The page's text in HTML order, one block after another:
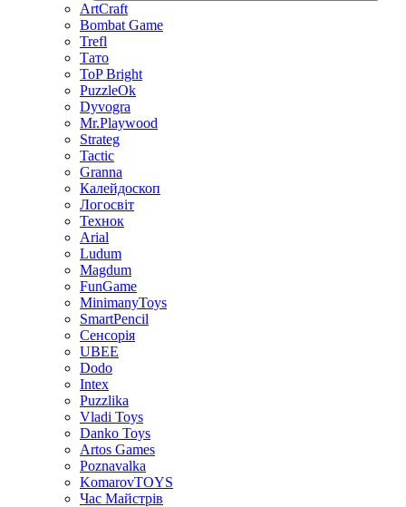
ArtCraft
Bombat Game
Trefl
Тато
ToP Bright
PuzzleOk
Dyvogra
Mr.Playwood
Strateg
Tactic
Granna
Калейдоскоп
Логосвіт
Технок
Arial
Ludum
Magdum
FunGame
MinimanyToys
SmartPencil
Сенсорія
UBEE
Dodo
Intex
Puzzlika
Vladi Toys
Danko Toys
Artos Games
Poznavalka
KomarovTOYS
Час Майстрів